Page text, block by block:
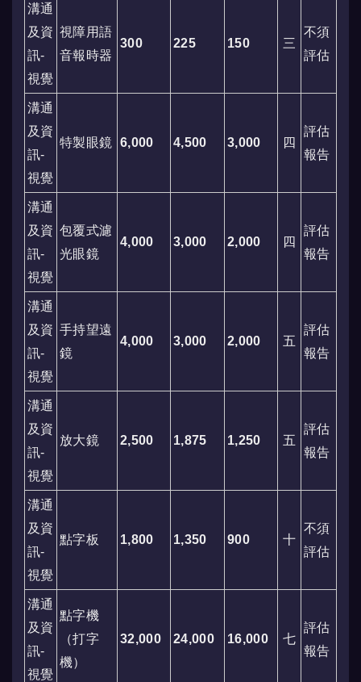
溝通
及資
訊-
視覺
視障用語
音報時器
300 225 150 三
不須
評估
溝通
及資
訊-
視覺
特製眼鏡 6,000 4,500 3,000 四
評估
報告
溝通
及資
訊-
視覺
包覆式濾
光眼鏡
4,000 3,000 2,000 四
評估
報告
溝通
及資
訊-
視覺
手持望遠
鏡
4,000 3,000 2,000 五
評估
報告
溝通
及資
訊-
視覺
放大鏡 2,500 1,875 1,250 五
評估
報告
溝通
及資
訊-
視覺
點字板 1,800 1,350 900 十
不須
評估
溝通
及資
訊-
視覺
點字機
（打字
機）
32,000 24,000 16,000 七
評估
報告